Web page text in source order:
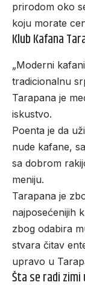
prirodom oko
koju morate
Klub Kafana
„Moderni
tradicionalnu
Tarapana je
iskustvo.
Poenta je da
nude kafane,
sa dobrom
meniju.
Tarapana je
najposećenijih
zbog odabira
stvara čitav
upravo u
Šta se radi zimi